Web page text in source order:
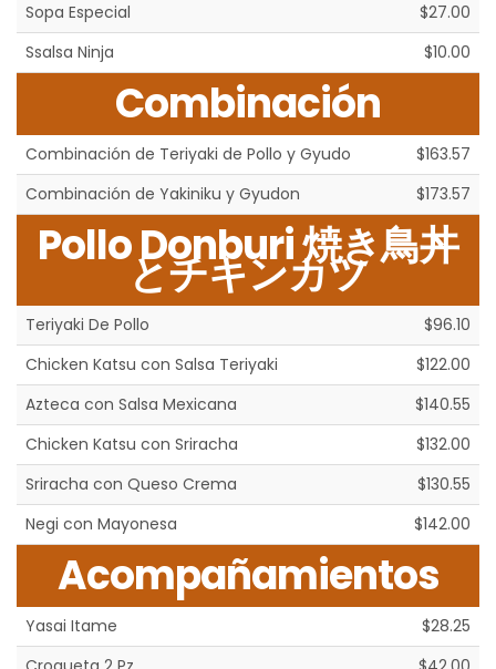
Sopa Especial
$27.00
Ssalsa Ninja
$10.00
Combinación
Combinación de Teriyaki de Pollo y Gyudo
$163.57
Combinación de Yakiniku y Gyudon
$173.57
Pollo Donburi 焼き鳥丼
とチキンカツ
Teriyaki De Pollo
$96.10
Chicken Katsu con Salsa Teriyaki
$122.00
Azteca con Salsa Mexicana
$140.55
Chicken Katsu con Sriracha
$132.00
Sriracha con Queso Crema
$130.55
Negi con Mayonesa
$142.00
Acompañamientos
Yasai Itame
$28.25